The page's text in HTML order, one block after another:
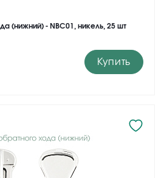
(нижний) - NBC01, никель, 25 шт
Купить